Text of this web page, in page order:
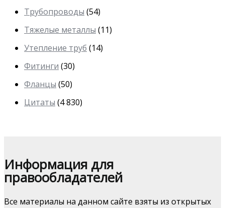
Трубопроводы (54)
Тяжелые металлы (11)
Утепление труб (14)
Фитинги (30)
Фланцы (50)
Цитаты (4 830)
Информация для
правообладателей
Все материалы на данном сайте взяты из открытых